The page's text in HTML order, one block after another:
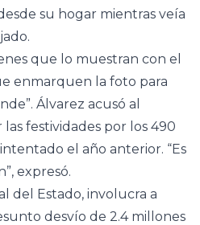
su hogar mientras veía
que lo muestran con el
enmarquen la foto para
Álvarez acusó al
festividades por los 490
el año anterior. “Es
expresó.
del Estado, involucra a
desvío de 2.4 millones